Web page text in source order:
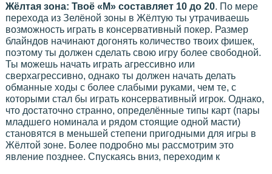
Жёлтая зона: Твоё «М» составляет 10 до 20. По мере
перехода из Зелёной зоны в Жёлтую ты утрачиваешь
возможность играть в консервативный покер. Размер
блайндов начинают догонять количество твоих фишек,
поэтому ты должен сделать свою игру более свободной.
Ты можешь начать играть агрессивно или
сверхагрессивно, однако ты должен начать делать
обманные ходы с более слабыми руками, чем те, с
которыми стал бы играть консервативный игрок. Однако,
что достаточно странно, определённые типы карт (пары
младшего номинала и рядом стоящие одной масти)
становятся в меньшей степени пригодными для игры в
Жёлтой зоне. Более подробно мы рассмотрим это
явление позднее. Спускаясь вниз, переходим к